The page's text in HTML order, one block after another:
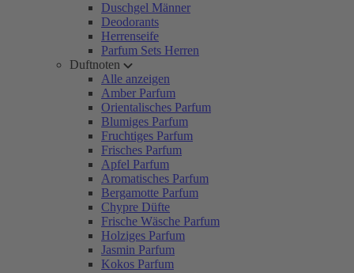
Duschgel Männer
Deodorants
Herrenseife
Parfum Sets Herren
Duftnoten
Alle anzeigen
Amber Parfum
Orientalisches Parfum
Blumiges Parfum
Fruchtiges Parfum
Frisches Parfum
Apfel Parfum
Aromatisches Parfum
Bergamotte Parfum
Chypre Düfte
Frische Wäsche Parfum
Holziges Parfum
Jasmin Parfum
Kokos Parfum